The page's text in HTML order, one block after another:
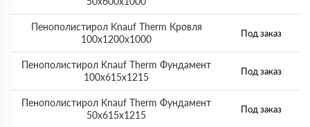
Пенополистирол Knauf Therm Кровля
100х1200х1000
Под заказ
Пенополистирол Knauf Therm Фундамент
100х615х1215
Под заказ
Пенополистирол Knauf Therm Фундамент
50х615х1215
Под заказ